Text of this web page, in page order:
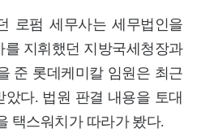
로펌 세무사는 세무법인을
지휘했던 지방국세청장과
준 롯데케미칼 임원은 최근
다. 법원 판결 내용을 토대
택스워치가 따라가 봤다.